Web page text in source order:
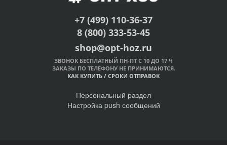
+7 (499) 110-36-37
8 (800) 333-53-45
shop@opt-hoz.ru
ЗВОНОК БЕСПЛАТНЫЙ ПН-ПТ С 10 ДО 17 Ч
ЗАКАЗЫ ПО ТЕЛЕФОНУ НЕ ПРИНИМАЮТСЯ.
КАК КУПИТЬ / СРОКИ ОТПРАВОК
Персональный раздел
Настройка push сообщений